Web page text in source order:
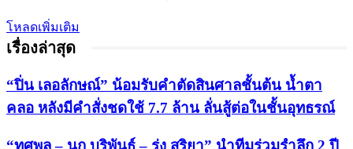
โหลดเพิ่มเติม
เรื่องล่าสุด
“ปิ่น เลอลักษณ์” น้อมรับคำตัดสินศาลชั้นต้น น้ำตา
คลอ หลังมีคำสั่งชดใช้ 7.7 ล้าน ลั่นสู้ต่อในชั้นอุทธรณ์
“ทศพล – นก บริพันธ์ – รุ่ง สุริยา” นำทีมร่วมรำลึก 2 ปี